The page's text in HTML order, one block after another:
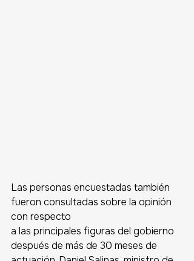
Las personas encuestadas también
fueron consultadas sobre la opinión
con respecto
a las principales figuras del gobierno
después de más de 30 meses de